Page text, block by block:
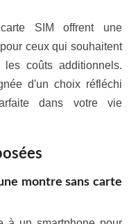
SIM offrent une
ceux qui souhaitent
les coûts additionnels.
d'un choix réfléchi
dans votre vie
montre sans carte